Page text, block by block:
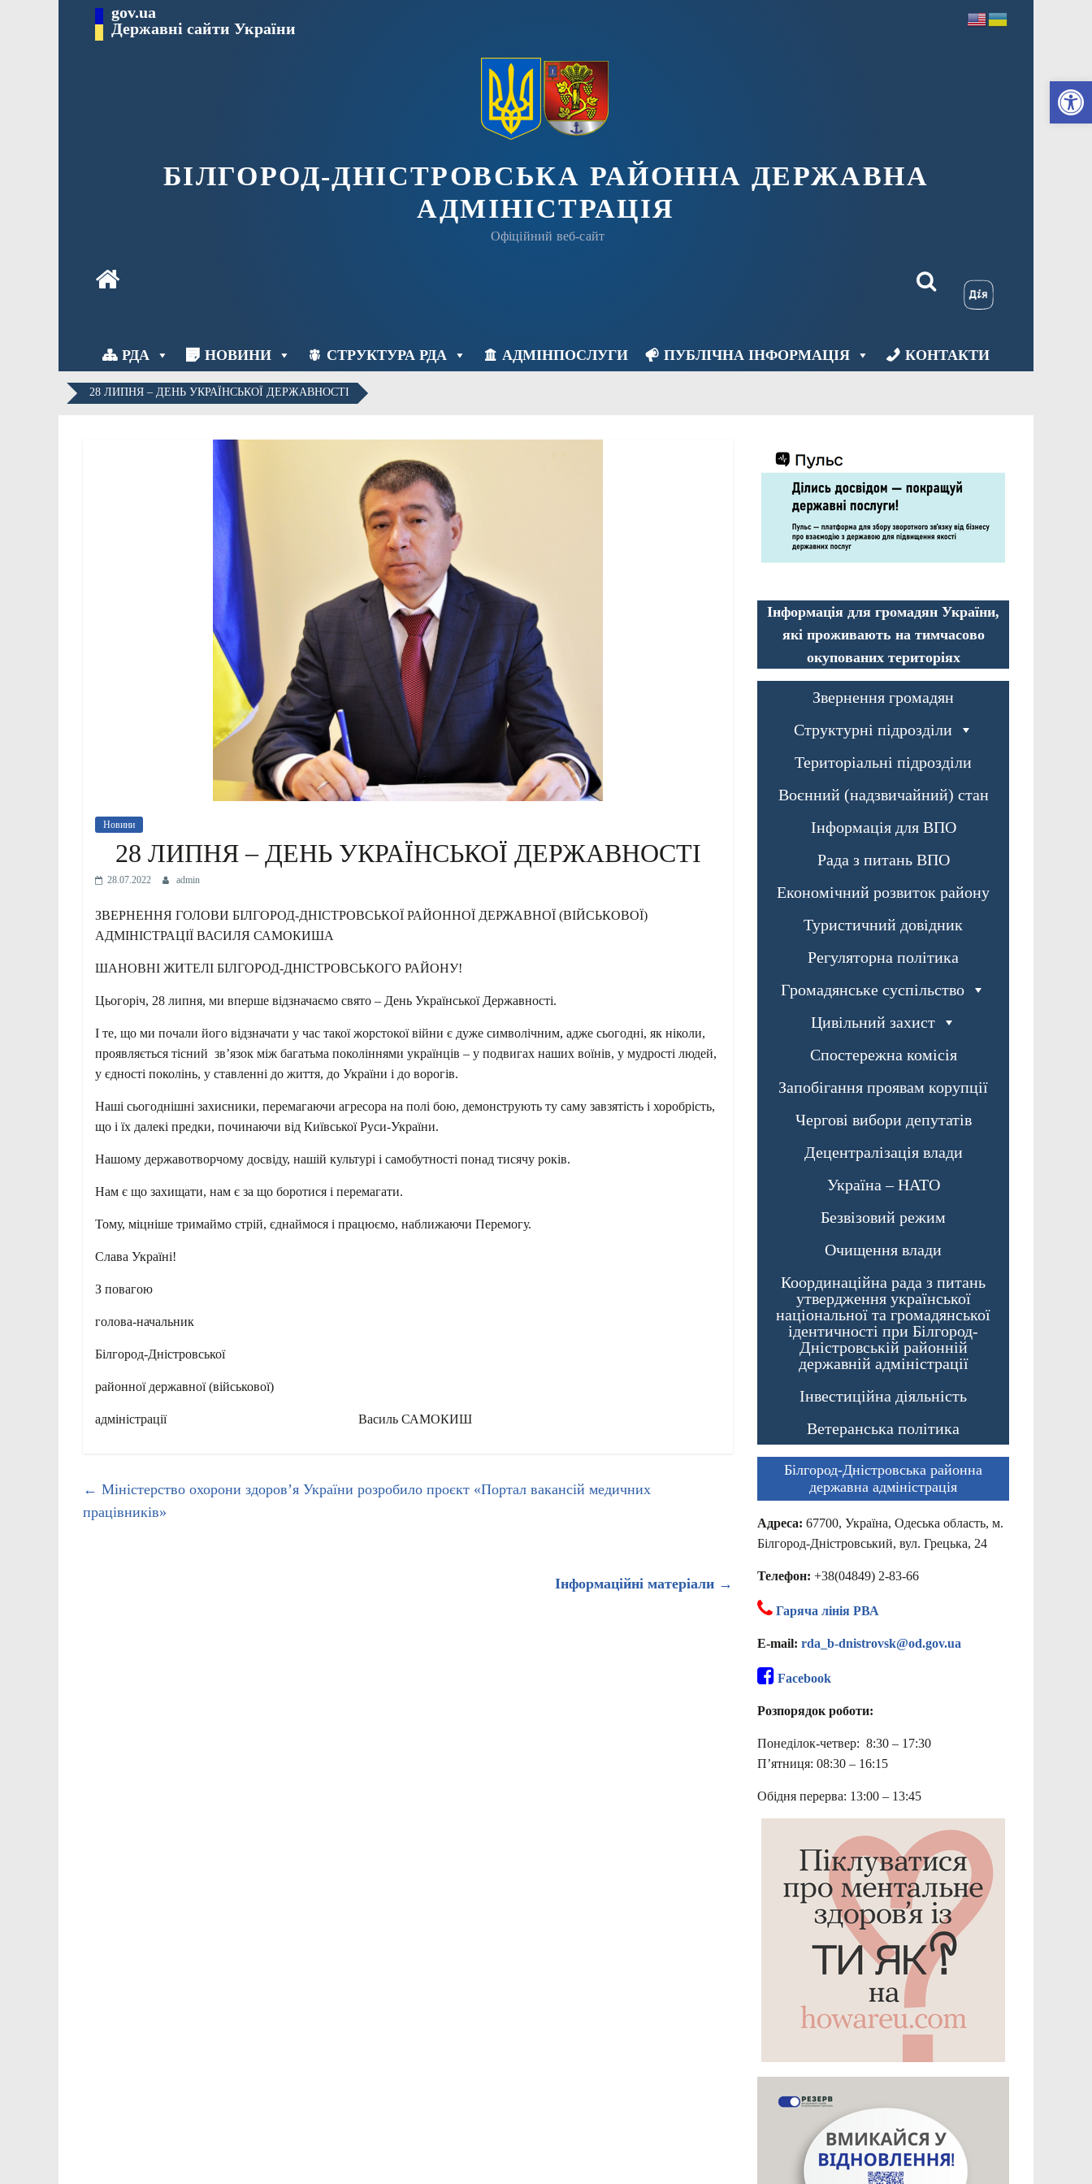
gov.ua
Державні сайти України
БІЛГОРОД-ДНІСТРОВСЬКА РАЙОННА ДЕРЖАВНА
АДМІНІСТРАЦІЯ
Офіційний веб-сайт
РДА НОВИНИ СТРУКТУРА РДА АДМІНПОСЛУГИ ПУБЛІЧНА ІНФОРМАЦІЯ КОНТАКТИ
28 ЛИПНЯ – ДЕНЬ УКРАЇНСЬКОЇ ДЕРЖАВНОСТІ
Новини
28 ЛИПНЯ – ДЕНЬ УКРАЇНСЬКОЇ ДЕРЖАВНОСТІ
28.07.2022 admin
ЗВЕРНЕННЯ ГОЛОВИ БІЛГОРОД-ДНІСТРОВСЬКОЇ РАЙОННОЇ ДЕРЖАВНОЇ (ВІЙСЬКОВОЇ)
АДМІНІСТРАЦІЇ ВАСИЛЯ САМОКИША
ШАНОВНІ ЖИТЕЛІ БІЛГОРОД-ДНІСТРОВСЬКОГО РАЙОНУ!
Цьогоріч, 28 липня, ми вперше відзначаємо свято – День Української Державності.
І те, що ми почали його відзначати у час такої жорстокої війни є дуже символічним, адже сьогодні, як ніколи,
проявляється тісний зв’язок між багатьма поколіннями українців – у подвигах наших воїнів, у мудрості людей,
у єдності поколінь, у ставленні до життя, до України і до ворогів.
Наші сьогоднішні захисники, перемагаючи агресора на полі бою, демонструють ту саму завзятість і хоробрість,
що і їх далекі предки, починаючи від Київської Руси-України.
Нашому державотворчому досвіду, нашій культурі і самобутності понад тисячу років.
Нам є що захищати, нам є за що боротися і перемагати.
Тому, міцніше тримаймо стрій, єднаймося і працюємо, наближаючи Перемогу.
Слава Україні!
З повагою
голова-начальник
Білгород-Дністровської
районної державної (військової)
адміністрації Василь САМОКИШ
← Міністерство охорони здоров’я України розробило проєкт «Портал вакансій медичних
працівників»
Інформаційні матеріали →
Інформація для громадян України,
які проживають на тимчасово
окупованих територіях
Звернення громадян
Структурні підрозділи
Територіальні підрозділи
Воєнний (надзвичайний) стан
Інформація для ВПО
Рада з питань ВПО
Економічний розвиток району
Туристичний довідник
Регуляторна політика
Громадянське суспільство
Цивільний захист
Спостережна комісія
Запобігання проявам корупції
Чергові вибори депутатів
Децентралізація влади
Україна – НАТО
Безвізовий режим
Очищення влади
Координаційна рада з питань
утвердження української
національної та громадянської
ідентичності при Білгород-
Дністровській районній
державній адміністрації
Інвестиційна діяльність
Ветеранська політика
Білгород-Дністровська районна
державна адміністрація
Адреса: 67700, Україна, Одеська область, м.
Білгород-Дністровський, вул. Грецька, 24
Телефон: +38(04849) 2-83-66
Гаряча лінія РВА
E-mail: rda_b-dnistrovsk@od.gov.ua
Facebook
Розпорядок роботи:
Понеділок-четвер: 8:30 – 17:30
П’ятниця: 08:30 – 16:15
Обідня перерва: 13:00 – 13:45